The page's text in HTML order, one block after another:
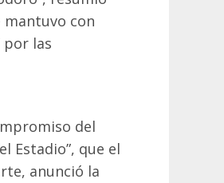
con
por las
del
Estadio”, que el
anunció la